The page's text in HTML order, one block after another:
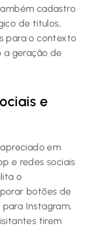
cadastro
de títulos,
para o contexto
a geração de
e
em
e redes sociais
o
botões de
Instagram,
tirem